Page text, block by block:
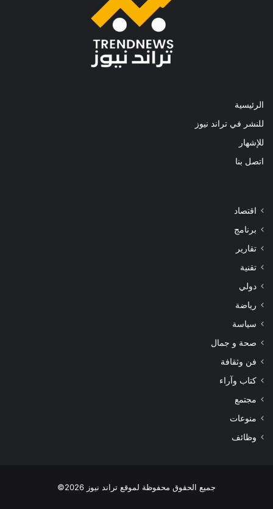
الرئيسية
للنشر في تراند نيوز
للإشهار
اتصل بنا
اقتصاد
برنامج
تقارير
تقنية
دولي
رياضة
سياسة
صحة و جمال
فن وثقافة
كتاب وآراء
مجتمع
منوعات
وظائف
جميع الحقوق محفوظة لموقع تراند نيوز 2026©